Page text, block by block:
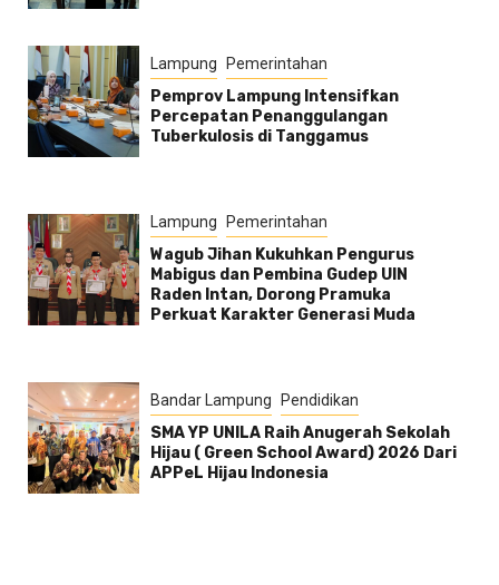
Lampung Pemerintahan
Pemprov Lampung Intensifkan
Percepatan Penanggulangan
Tuberkulosis di Tanggamus
Lampung Pemerintahan
Wagub Jihan Kukuhkan Pengurus
Mabigus dan Pembina Gudep UIN
Raden Intan, Dorong Pramuka
Perkuat Karakter Generasi Muda
Bandar Lampung Pendidikan
SMA YP UNILA Raih Anugerah Sekolah
Hijau ( Green School Award) 2026 Dari
APPeL Hijau Indonesia